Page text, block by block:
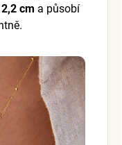
2,2 cm a působí